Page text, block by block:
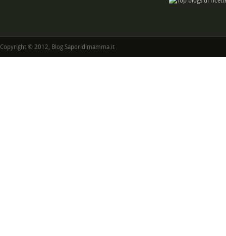
Copyright © 2012, Blog Saporidimamma.it